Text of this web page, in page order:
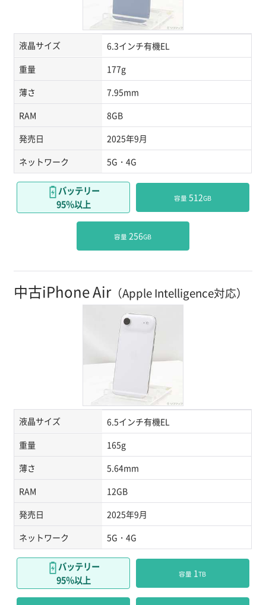
液晶サイズ
6.3インチ有機EL
重量
177g
薄さ
7.95mm
RAM
8GB
発売日
2025年9月
ネットワーク
5G・4G
バッテリー
95％以上
容量 512GB
容量 256GB
中古iPhone Air（Apple Intelligence対応）
液晶サイズ
6.5インチ有機EL
重量
165g
薄さ
5.64mm
RAM
12GB
発売日
2025年9月
ネットワーク
5G・4G
バッテリー
95％以上
容量 1TB